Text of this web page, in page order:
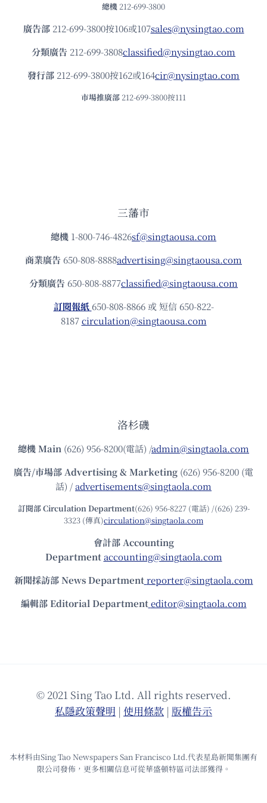
總機 212-699-3800
廣告部212-699-3800按106或107sales@nysingtao.com
分類廣告 212-699-3808classified@nysingtao.com
發⾏部 212-699-3800按162或164cir@nysingtao.com
市場推廣部 212-699-3800按111
三藩市
總機 1-800-746-4826sf@singtaousa.com
商業廣告 650-808-8888advertising@singtaousa.com
分類廣告 650-808-8877classified@singtaousa.com
訂閱報紙 650-808-8866 或 短信 650-822-
8187circulation@singtaousa.com
洛杉磯
總機Main (626) 956-8200(電話) /admin@singtaola.com
廣告/市場部Advertising & Marketing (626) 956-8200 (電
話) /advertisements@singtaola.com
訂閱部 Circulation Department(626) 956-8227 (電話) /(626) 239-
3323 (傳真)circulation@singtaola.com
會計部 Accounting
Department accounting@singtaola.com
新聞採訪部 News Department reporter@singtaola.com
編輯部 Editorial Department editor@singtaola.com
© 2021 Sing Tao Ltd. All rights reserved.
私隱政策聲明 | 使⽤條款 | 版權告⽰
本材料由Sing Tao Newspapers San Francisco Ltd.代表星島新聞集團有
限公司發佈，更多相關信息可從華盛頓特區司法部獲得。